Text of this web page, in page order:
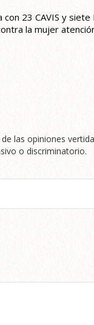
con 23 CAVIS y
la mujer
las opiniones
o discriminatorio.